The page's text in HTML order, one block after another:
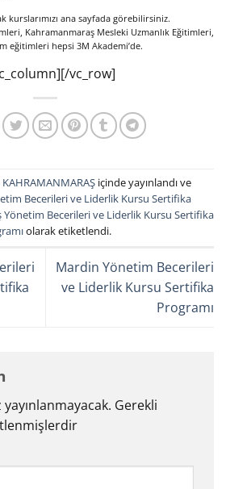
kurslarımızı ana sayfada görebilirsiniz.
Kahramanmaraş Mesleki Uzmanlık Eğitimleri,
eğitimleri hepsi 3M Akademi’de.
vc_row]
KAHRAMANMARAŞ içinde yayınlandı ve
Becerileri ve Liderlik Kursu Sertifika
Yönetim Becerileri ve Liderlik Kursu Sertifika
olarak etiketlendi.
Mardin Yönetim Becerileri
ve Liderlik Kursu Sertifika
Programı
Gerekli